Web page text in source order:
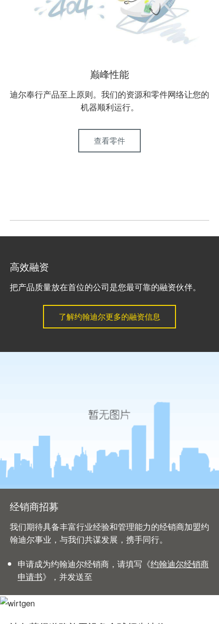
巅峰性能
迪尔奉行产品至上原则。我们的资源和零件网络让您的
机器顺利运行。
查看零件
高效融资
把产品质量放在首位的公司是您最可靠的融资伙伴。
了解约翰迪尔更多的融资信息
经销商招募
我们期待具备丰富行业经验和管理能力的经销商加盟约
翰迪尔事业，与我们共谋发展，携手同行。
申请成为约翰迪尔经销商，请填写《约翰迪尔经销商
申请书》，并发送至